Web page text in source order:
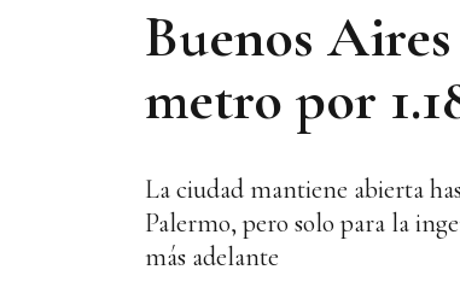
Buenos
metro por
La ciudad mantiene abierta
Palermo, pero solo para la
más adelante